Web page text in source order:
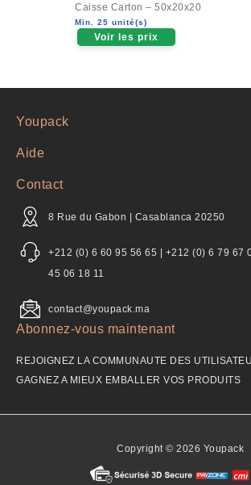
out
of
5
Caisse Carton – 50x20x20
Min. 25 unité(s)
Voir les prix
Youpack
Aide
Contact
8 Rue du Gabon | Casablanca 20250
+212 (0) 6 60 95 56 65 | +212 (0) 6 79 67
45 06 18 11
contact@youpack.ma
Abonnez-vous maintenant
REJOIGNEZ LA COMMUNAUTE DES
GAGNEZ A MIEUX EMBALLER VOS PRODUITS
Copyright © 2026 Youpack